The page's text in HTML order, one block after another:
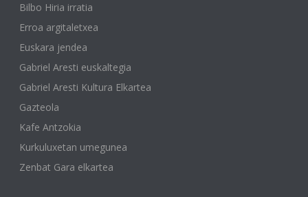
Bilbo Hiria irratia
Erroa argitaletxea
Euskara jendea
Gabriel Aresti euskaltegia
Gabriel Aresti Kultura Elkartea
Gazteola
Kafe Antzokia
Kurkuluxetan umegunea
Zenbat Gara elkartea